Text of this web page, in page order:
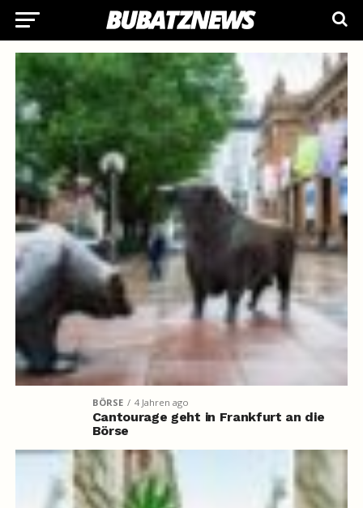
BÖRSE 4 Jahren ago
Cantourage geht in Frankfurt an die
Börse